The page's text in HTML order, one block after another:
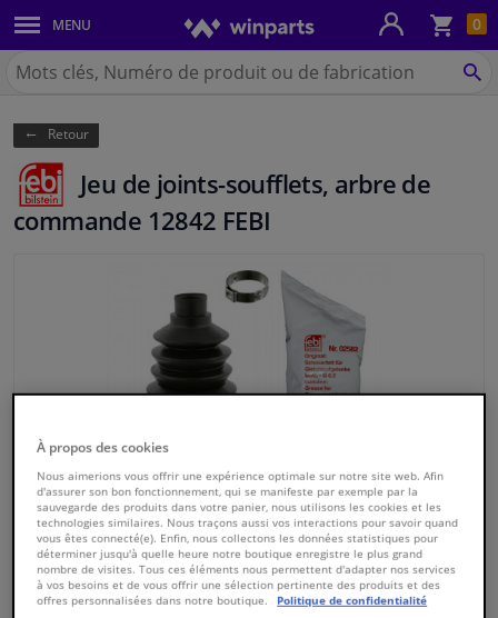
0
MENU
Carrosserie & tôles
Feux & ampoules
Freinage
Système d'échappement
Refroidissement & chauffage
Pièces moteur & accessoires
Filtres & liquides
Bagages & transport
Fenêtres & accessoires
Intérieur & ameublement
Chercher
Winparts.be
Retour
Jeu de joints-soufflets, arbre de
commande 12842 FEBI
À propos des cookies
Nous aimerions vous offrir une expérience optimale sur notre site web. Afin
d'assurer son bon fonctionnement, qui se manifeste par exemple par la
sauvegarde des produits dans votre panier, nous utilisons les cookies et les
technologies similaires. Nous traçons aussi vos interactions pour savoir quand
vous êtes connecté(e). Enfin, nous collectons les données statistiques pour
déterminer jusqu'à quelle heure notre boutique enregistre le plus grand
nombre de visites. Tous ces éléments nous permettent d'adapter nos services
à vos besoins et de vous offrir une sélection pertinente des produits et des
offres personnalisées dans notre boutique.
Politique de confidentialité